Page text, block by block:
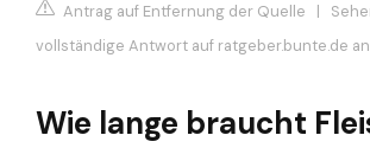
Antrag auf Entfernung der Quelle |
vollständige Antwort auf ratgeber.bunte.de an
Wie lange braucht